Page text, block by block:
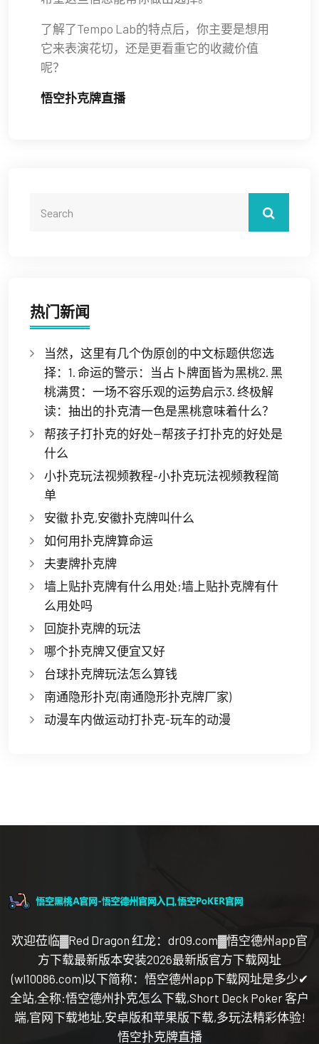
了解了Tempo Lab的特点后，你主要是想用
它来表演花切，还是更看重它的收藏价值
呢？
悟空扑克牌直播
热门新闻
当然，这里有几个伪原创的中文标题供您选
择：1. 命运的警示：当占卜牌面皆为黑桃2. 黑
桃满贯：一场不容乐观的运势启示3. 终极解
读：抽出的扑克清一色是黑桃意味着什么？
帮孩子打扑克的好处—帮孩子打扑克的好处是
什么
小扑克玩法视频教程-小扑克玩法视频教程简
单
安徽 扑克,安徽扑克牌叫什么
如何用扑克牌算命运
夫妻牌扑克牌
墙上贴扑克牌有什么用处;墙上贴扑克牌有什
么用处吗
回旋扑克牌的玩法
哪个扑克牌又便宜又好
台球扑克牌玩法怎么算钱
南通隐形扑克(南通隐形扑克牌厂家)
动漫车内做运动打扑克-玩车的动漫
欢迎莅临▓Red Dragon 红龙：dr09.com▓悟空德州app官
方下载最新版本安装2026最新版官方下载网址
(wl10086.com)以下简称：悟空德州app下载网址是多少✔
全站,全称:悟空德州扑克怎么下载,Short Deck Poker 客户
端,官网下载地址,安卓版和苹果版下载,多玩法精彩体验!
悟空扑克牌直播